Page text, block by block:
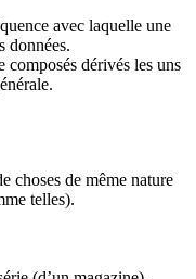
avec laquelle une
données.
composés dérivés les uns
choses de même nature
telles).